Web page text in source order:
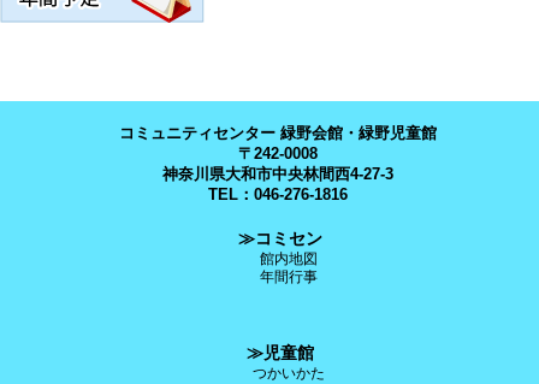
コミュニティセンター 緑野会館・緑野児童館
〒242-0008
神奈川県大和市中央林間西4-27-3
TEL：046-276-1816
≫コミセン
館内地図
年間行事
≫児童館
つかいかた